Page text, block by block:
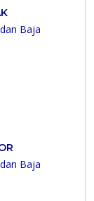
Baja
Baja